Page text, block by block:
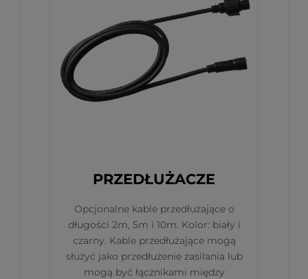
PRZEDŁUŻACZE
Opcjonalne kable przedłużające o
długości 2m, 5m i 10m. Kolor: biały i
czarny. Kable przedłużające mogą
służyć jako przedłużenie zasilania lub
mogą być łącznikami między